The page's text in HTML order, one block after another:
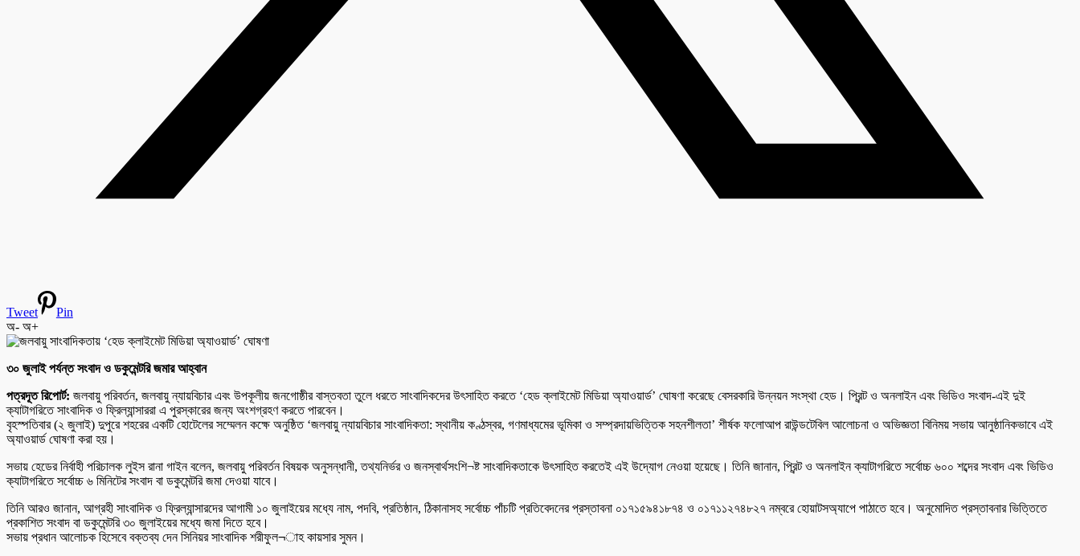
Tweet
Pin
অ- অ+
৩০ জুলাই পর্যন্ত সংবাদ ও ডকুমেন্টরি জমার আহ্বান
পত্রদূত রিপোর্ট: জলবায়ু পরিবর্তন, জলবায়ু ন্যায়বিচার এবং উপকূলীয় জনগোষ্ঠীর বাস্তবতা তুলে ধরতে সাংবাদিকদের উৎসাহিত করতে ‘হেড ক্লাইমেট মিডিয়া অ্যাওয়ার্ড’ ঘোষণা করেছে বেসরকারি উন্নয়ন সংস্থা হেড। প্রিন্ট ও অনলাইন এবং ভিডিও সংবাদ-এই দুই
ক্যাটাগরিতে সাংবাদিক ও ফ্রিল্যান্সাররা এ পুরস্কারের জন্য অংশগ্রহণ করতে পারবেন।
বৃহস্পতিবার (২ জুলাই) দুপুরে শহরের একটি হোটেলের সম্মেলন কক্ষে অনুষ্ঠিত ‘জলবায়ু ন্যায়বিচার সাংবাদিকতা: স্থানীয় কণ্ঠস্বর, গণমাধ্যমের ভূমিকা ও সম্প্রদায়ভিত্তিক সহনশীলতা’ শীর্ষক ফলোআপ রাউন্ডটেবিল আলোচনা ও অভিজ্ঞতা বিনিময় সভায় আনুষ্ঠানিকভাবে এই
অ্যাওয়ার্ড ঘোষণা করা হয়।
সভায় হেডের নির্বাহী পরিচালক লুইস রানা গাইন বলেন, জলবায়ু পরিবর্তন বিষয়ক অনুসন্ধানী, তথ্যনির্ভর ও জনস্বার্থসংশি¬ষ্ট সাংবাদিকতাকে উৎসাহিত করতেই এই উদ্যোগ নেওয়া হয়েছে। তিনি জানান, প্রিন্ট ও অনলাইন ক্যাটাগরিতে সর্বোচ্চ ৬০০ শব্দের সংবাদ এবং ভিডিও
ক্যাটাগরিতে সর্বোচ্চ ৬ মিনিটের সংবাদ বা ডকুমেন্টরি জমা দেওয়া যাবে।
তিনি আরও জানান, আগ্রহী সাংবাদিক ও ফ্রিল্যান্সারদের আগামী ১০ জুলাইয়ের মধ্যে নাম, পদবি, প্রতিষ্ঠান, ঠিকানাসহ সর্বোচ্চ পাঁচটি প্রতিবেদনের প্রস্তাবনা ০১৭১৫৯৪১৮৭৪ ও ০১৭১১২৭৪৮২৭ নম্বরে হোয়াটসঅ্যাপে পাঠাতে হবে। অনুমোদিত প্রস্তাবনার ভিত্তিতে
প্রকাশিত সংবাদ বা ডকুমেন্টরি ৩০ জুলাইয়ের মধ্যে জমা দিতে হবে।
সভায় প্রধান আলোচক হিসেবে বক্তব্য দেন সিনিয়র সাংবাদিক শরীফুল¬াহ কায়সার সুমন।